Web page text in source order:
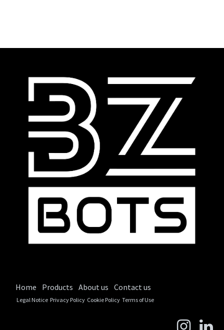
Home Products About us Contact us
Legal Notice Privacy Policy Cookie Policy Terms of Use